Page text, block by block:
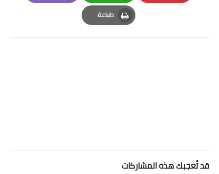
Pinterest
Whatsapp
Email
طباعة
Print
قد تُعجبك هذه المشاركات